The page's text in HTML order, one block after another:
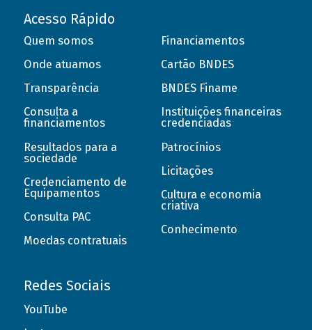
Acesso Rápido
Quem somos
Onde atuamos
Transparência
Consulta a
financiamentos
Resultados para a
sociedade
Credenciamento de
Equipamentos
Consulta PAC
Moedas contratuais
Financiamentos
Cartão BNDES
BNDES Finame
Instituições financeiras
credenciadas
Patrocínios
Licitações
Cultura e economia
criativa
Conhecimento
Redes Sociais
YouTube